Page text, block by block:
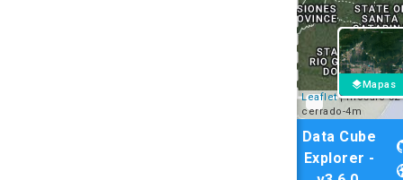
Leaflet| mosaic-s2-
cerrado-4m
layersMapas
Data Cube
Explorer -